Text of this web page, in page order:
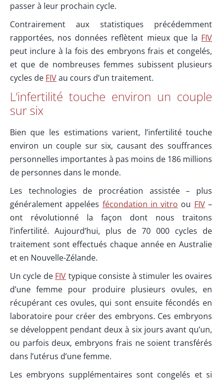
passer à leur prochain cycle.
Contrairement aux statistiques précédemment
rapportées, nos données reflètent mieux que la FIV
peut inclure à la fois des embryons frais et congelés,
et que de nombreuses femmes subissent plusieurs
cycles de FIVau cours d’un traitement.
L’infertilité touche environ un couple
sur six
Bien que les estimations varient, l’infertilité touche
environ un couple sur six, causant des souffrances
personnelles importantes à pas moins de 186 millions
de personnes dans le monde.
Les technologies de procréation assistée – plus
généralement appelées fécondation in vitro ou FIV–
ont révolutionné la façon dont nous traitons
l’infertilité. Aujourd’hui, plus de 70 000 cycles de
traitement sont effectués chaque année en Australie
et en Nouvelle-Zélande.
Un cycle de FIV typique consiste à stimuler les ovaires
d’une femme pour produire plusieurs ovules, en
récupérant ces ovules, qui sont ensuite fécondés en
laboratoire pour créer des embryons. Ces embryons
se développent pendant deux à six jours avant qu’un,
ou parfois deux, embryons frais ne soient transférés
dans l’utérus d’une femme.
Les embryons supplémentaires sont congelés et si